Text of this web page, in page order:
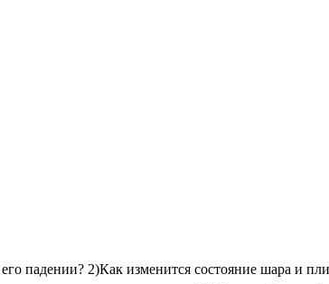
падении? 2)Как изменится состояние шара и